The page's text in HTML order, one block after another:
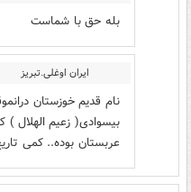
بله حق با شماست
ایران اوغلی.تبریز
نام قدیم خوزستان
بیسوادی( زعیم
عربستان بوده.. کمی